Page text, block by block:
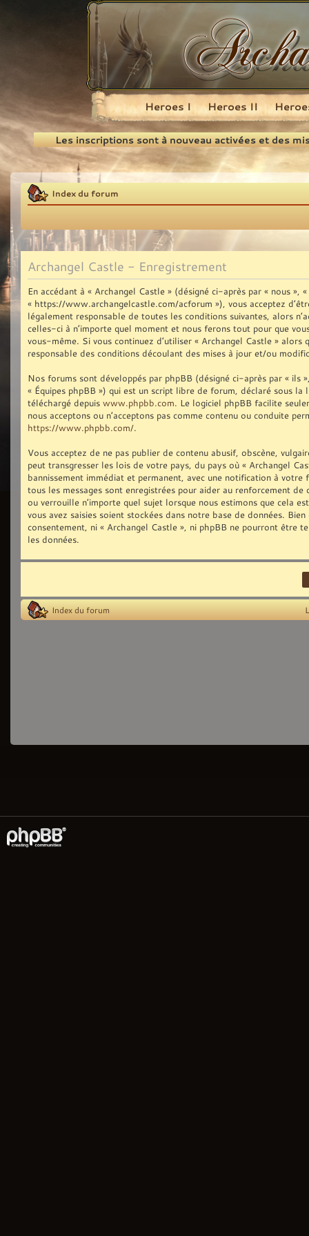
Recherche
Heroes I Heroes II
Les inscriptions sont à nouveau activées et des
Index du forum
Archangel Castle - Enregistrement
En accédant à « Archangel Castle » (désigné ci-après par « nous »,
« https://www.archangelcastle.com/acforum »), vous acceptez
légalement responsable de toutes les conditions suivantes, alors
celles-ci à n’importe quel moment et nous ferons tout pour que
vous-même. Si vous continuez d’utiliser « Archangel Castle »
responsable des conditions découlant des mises à jour et/ou
Nos forums sont développés par phpBB (désigné ci-après par « ils
« Équipes phpBB ») qui est un script libre de forum, déclaré sous la
téléchargé depuis www.phpbb.com. Le logiciel phpBB facilite
nous acceptons ou n’acceptons pas comme contenu ou conduite
https://www.phpbb.com/.
Vous acceptez de ne pas publier de contenu abusif, obscène,
peut transgresser les lois de votre pays, du pays où « Archangel
bannissement immédiat et permanent, avec une notification à votre
tous les messages sont enregistrées pour aider au renforcement
ou verrouille n’importe quel sujet lorsque nous estimons que cela
vous avez saisies soient stockées dans notre base de données.
consentement, ni « Archangel Castle », ni phpBB ne pourront être
les données.
Index du forum